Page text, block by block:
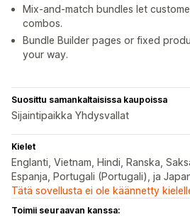
Mix-and-match bundles let
combos.
Bundle Builder pages or fixed
your way.
Suosittu samankaltaisissa kaupoissa
Sijaintipaikka Yhdysvallat
Kielet
Englanti, Vietnam, Hindi, Ranska,
Espanja, Portugali (Portugali), ja
Tätä sovellusta ei ole käännetty
Toimii seuraavan kanssa: